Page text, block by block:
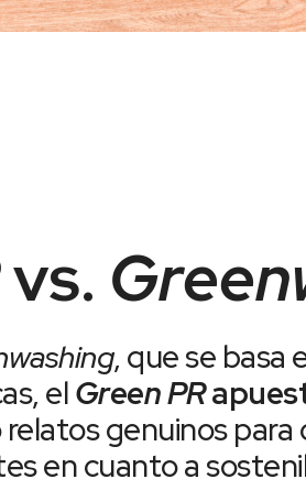
vs.
, que se basa
elGreen PR
relatos genuinos
en cuanto a